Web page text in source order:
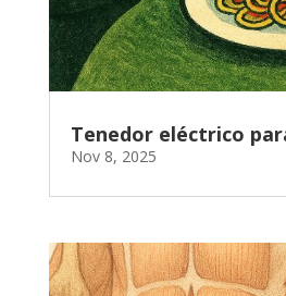
Tenedor eléctrico
Nov 8, 2025